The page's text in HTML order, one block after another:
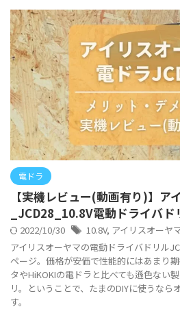
電ドラ
【実機レビュー(動画有り)】ア
_JCD28_10.8V電動ドライバド
2022/10/30 10.8V, アイリスオーヤ
アイリスオーヤマの電動ドライバドリル
ページ。価格が安価で性能的にはあまり
タやHiKOKIの電ドラと比べても遜色ない
リ。ということで、たまのDIYに使うなら
す。